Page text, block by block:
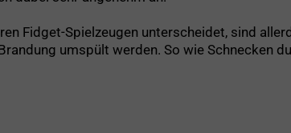
Fidget-Spielzeugen unterscheidet, sind
umspült werden. So wie Schnecken